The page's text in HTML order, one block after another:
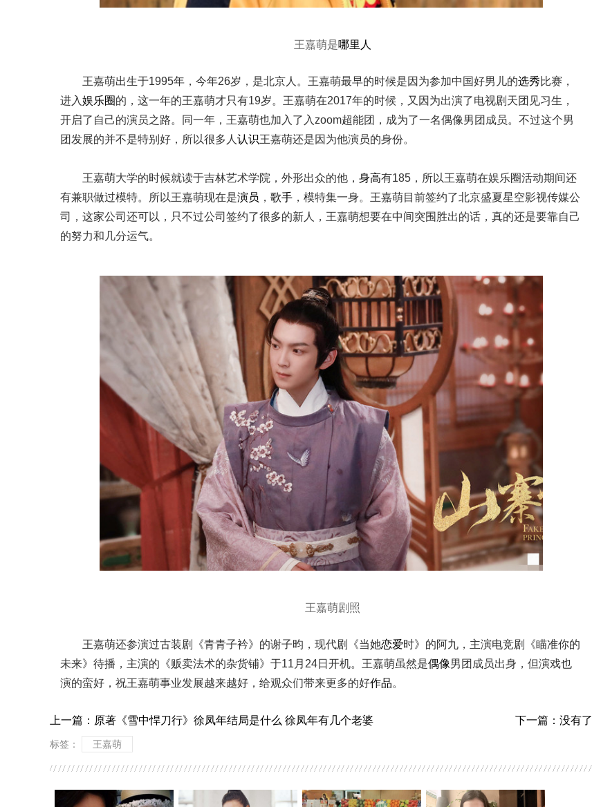
王嘉萌是哪里人
王嘉萌出生于1995年，今年26岁，是北京人。王嘉萌最早的时候是因为参加中国好男儿的选秀比赛，
进入娱乐圈的，这一年的王嘉萌才只有19岁。王嘉萌在2017年的时候，又因为出演了电视剧天团见习生，
开启了自己的演员之路。同一年，王嘉萌也加入了入zoom超能团，成为了一名偶像男团成员。不过这个男
团发展的并不是特别好，所以很多人 认识王嘉萌还是因为他演员的身份。
王嘉萌大学的时候就读于吉林艺术学院，外形出众的他， 身高有185，所以王嘉萌在娱乐圈活动期间还
有兼职做过模特。所以王嘉萌现在是演员 ， 歌手 ，模特集一身。王嘉萌目前签约了北京盛夏星空影视传媒公
司，这家公司还可以，只不过公司签约了很多的新人，王嘉萌想要在中间突围胜出的话，真的还是要靠自己
的努力和几分运气。
王嘉萌剧照
王嘉萌还参演过古装剧《青青子衿》的谢子昀，现代剧《当她恋爱时》的阿九，主演电竞剧《瞄准你的
未来》待播，主演的《贩卖法术的杂货铺》于11月24日开机。王嘉萌虽然是偶像男团成员出身，但演戏也
演的蛮好，祝王嘉萌事业发展越来越好，给观众们带来更多的好作品。
上一篇： 原著《雪中悍刀行》徐凤年结局是什么 徐凤年有几个老婆 下一篇：没有了
标签： 王嘉萌